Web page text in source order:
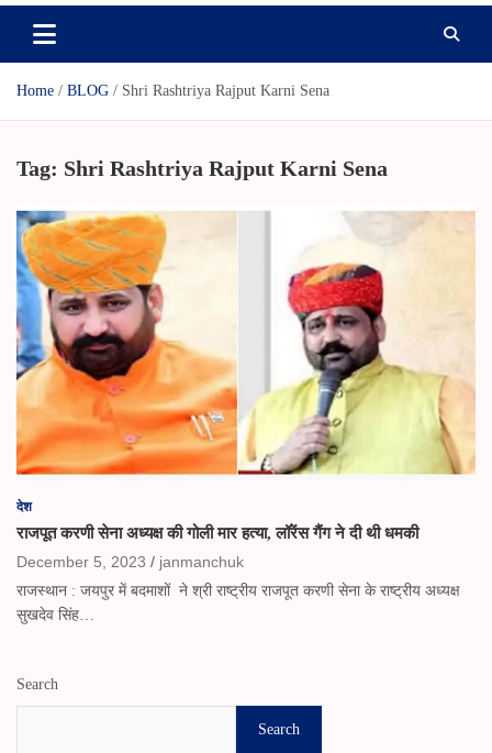
Home BLOG Shri Rashtriya Rajput Karni Sena
Tag: Shri Rashtriya Rajput Karni Sena
देश
राजपूत करणी सेना अध्यक्ष की गोली मार हत्या, लॉरेंस गैंग ने दी थी धमकी
December 5, 2023
janmanchuk
राजस्थान : जयपुर में बदमाशों ने श्री राष्ट्रीय राजपूत करणी सेना के राष्ट्रीय अध्यक्ष
सुखदेव सिंह…
Search
Search